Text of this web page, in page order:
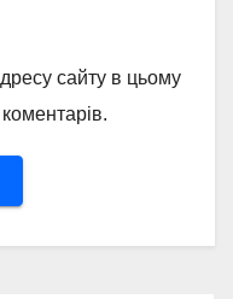
сайту в цьому